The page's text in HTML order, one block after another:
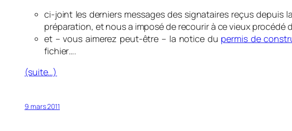
ci-joint les derniers messages des signataires reçus
préparation, et nous a imposé de recourir à ce vieux
et – vous aimerez peut-être – la notice du permis de
fichier….
(suite…)
9 mars 2011